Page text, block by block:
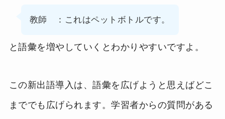
教師 ：これはペットボトルです。
と語彙を増やしていくとわかりやすいですよ。
この新出語導入は、語彙を広げようと思えばどこ
まででも広げられます。学習者からの質問がある